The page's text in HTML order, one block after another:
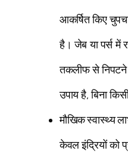
आकर्षित किए
है। जेब या पर्स में
तकलीफ से निपटने
उपाय है, बिना
मौखिक स्वास्थ्य
केवल इंद्रियों को